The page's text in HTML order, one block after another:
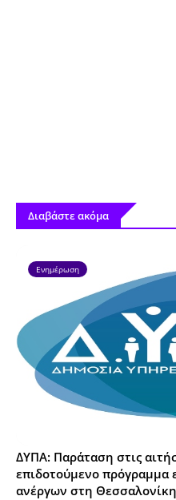
Διαβάστε ακόμα
Ενημέρωση
ΔΥΠΑ: Παράταση στις
επιδοτούμενο πρόγραμμα
ανέργων στη Θεσσαλονίκη